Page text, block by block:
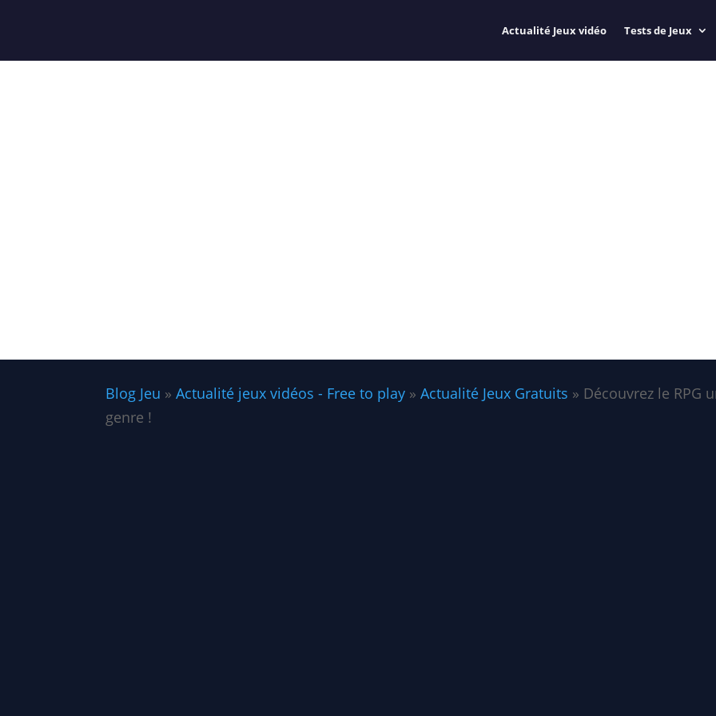
Actualité Jeux vidéo Tests de Jeux
Blog Jeu » Actualité jeux vidéos - Free to play » Actualité Jeux Gratuits » Découvrez le RPG
genre !